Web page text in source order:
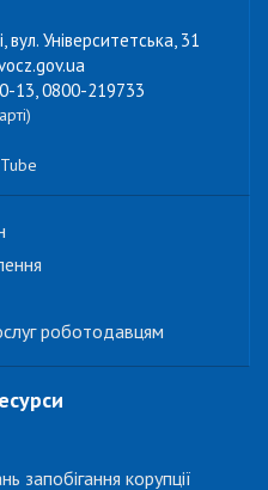
вул. Університетська, 31
13, 0800-219733
роботодавцям
запобігання корупції